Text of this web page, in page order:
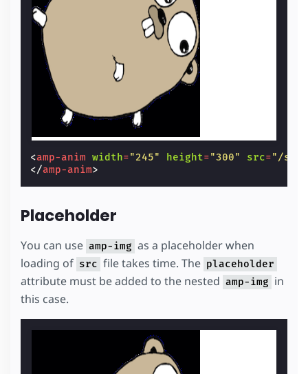
<amp-anim width="245" height="300" src="/
</amp-anim>
Placeholder
You can use amp-img as a placeholder when
loading of src file takes time. The placeholder
attribute must be added to the nested amp-img in
this case.